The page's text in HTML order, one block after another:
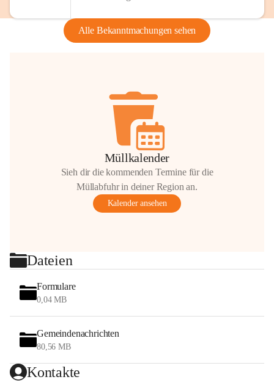
Alle Bekanntmachungen sehen
Müllkalender
Sieh dir die kommenden Termine für die
Müllabfuhr in deiner Region an.
Kalender ansehen
Dateien
Formulare
0,04 MB
Gemeindenachrichten
80,56 MB
Kontakte